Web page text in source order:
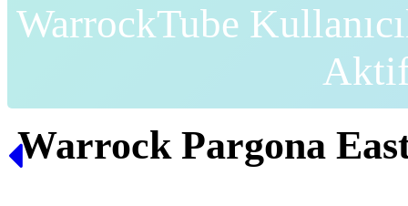
WarrockTube
Warrock Pargona